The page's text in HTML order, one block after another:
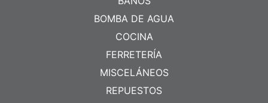
BOMBA DE AGUA
COCINA
FERRETERÍA
MISCELÁNEOS
REPUESTOS